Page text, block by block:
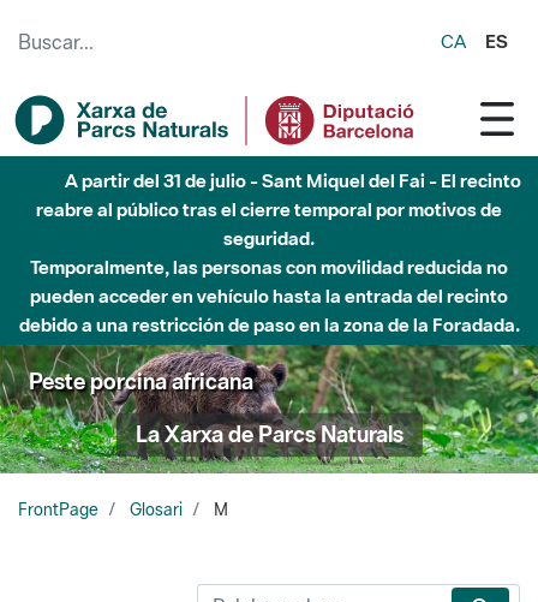
CA ES
A partir del 31 de julio - Sant Miquel del Fai - El recinto
reabre al público tras el cierre temporal por motivos de
seguridad.
Temporalmente, las personas con movilidad reducida no
pueden acceder en vehículo hasta la entrada del recinto
debido a una restricción de paso en la zona de la Foradada.
Peste porcina africana
La Xarxa de Parcs Naturals
FrontPage Glosari M